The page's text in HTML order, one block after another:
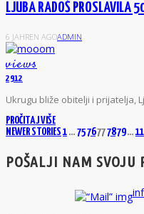
LJUBA RADOŠ PROSLAVILA
6 JAHREN AGOADMIN
views
2912
Ukrugu bliže obitelji i prijatelja,
PROČITAJ VIŠE
NEWER STORIES 1 … 7576777879 …
POŠALJI NAM SVOJU